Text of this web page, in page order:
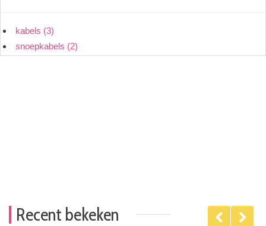
kabels (3)
snoepkabels (2)
Recent bekeken